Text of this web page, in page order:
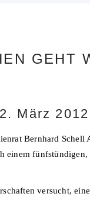
GEHT
März 2012
Bernhard Schell
einem
versucht,